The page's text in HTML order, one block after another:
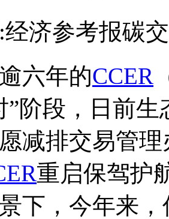
济参考报碳
年的CCER
”阶段，日前
减排交易管
重启保驾护
下，今年来